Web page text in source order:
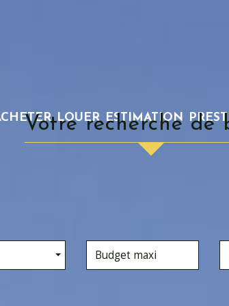
ACHETER LOUER ESTIMATION
Votre recherche de